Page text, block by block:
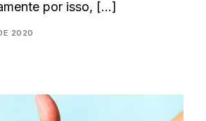
por isso, […]
2020